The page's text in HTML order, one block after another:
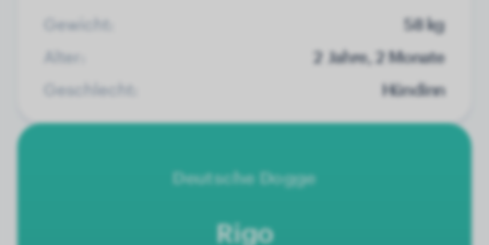
Gewicht:
58 kg
Alter:
2 Jahre, 2 Monate
Geschlecht:
Hündinn
Deutsche Dogge
Rigo